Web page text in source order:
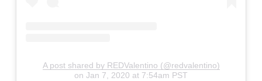
A post shared by REDValentino (@redvalentino)
on Jan 7, 2020 at 7:54am PST